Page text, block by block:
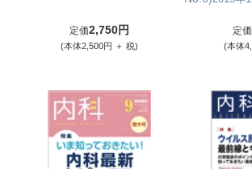
定価2,750円
(本体2,500円 ＋ 税)
定価
(本体